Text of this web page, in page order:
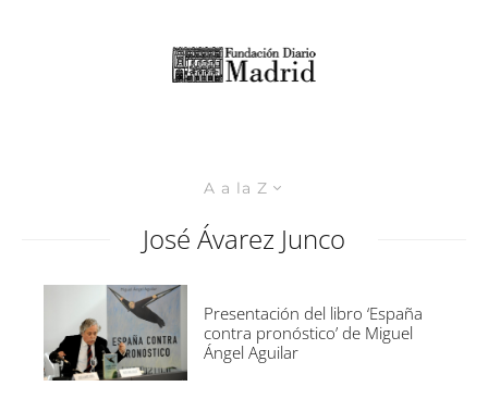
A a la Z
José Ávarez Junco
Presentación del libro ‘España
contra pronóstico’ de Miguel
Ángel Aguilar